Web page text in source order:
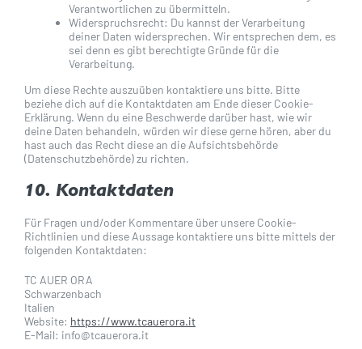
Verantwortlichen zu übermitteln.
Widerspruchsrecht: Du kannst der Verarbeitung
deiner Daten widersprechen. Wir entsprechen dem, es
sei denn es gibt berechtigte Gründe für die
Verarbeitung.
Um diese Rechte auszuüben kontaktiere uns bitte. Bitte
beziehe dich auf die Kontaktdaten am Ende dieser Cookie-
Erklärung. Wenn du eine Beschwerde darüber hast, wie wir
deine Daten behandeln, würden wir diese gerne hören, aber du
hast auch das Recht diese an die Aufsichtsbehörde
(Datenschutzbehörde) zu richten.
10. Kontaktdaten
Für Fragen und/oder Kommentare über unsere Cookie-
Richtlinien und diese Aussage kontaktiere uns bitte mittels der
folgenden Kontaktdaten:
TC AUER ORA
Schwarzenbach
Italien
Website: https://www.tcauerora.it
E-Mail: info@tcauerora.it